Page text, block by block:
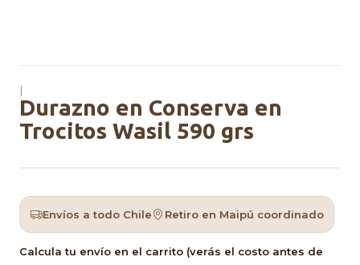
|
Durazno en Conserva en
Trocitos Wasil 590 grs
Envíos a todo Chile Retiro en Maipú coordinado
Calcula tu envío en el carrito (verás el costo antes de